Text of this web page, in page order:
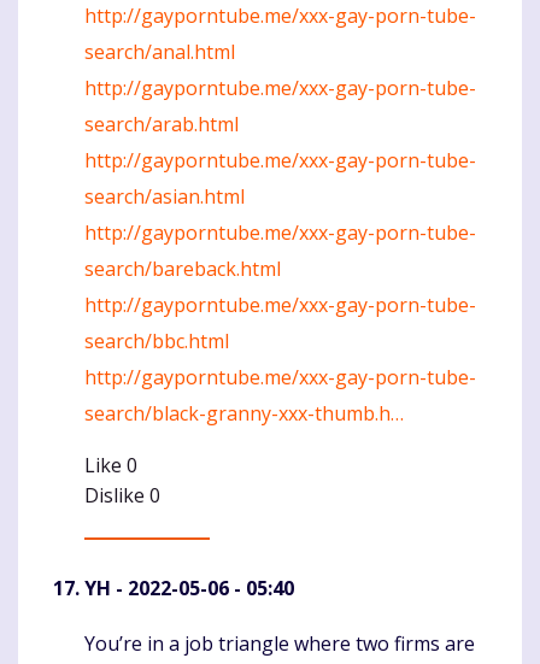
http://gayporntube.me/xxx-gay-porn-tube-
search/anal.html
http://gayporntube.me/xxx-gay-porn-tube-
search/arab.html
http://gayporntube.me/xxx-gay-porn-tube-
search/asian.html
http://gayporntube.me/xxx-gay-porn-tube-
search/bareback.html
http://gayporntube.me/xxx-gay-porn-tube-
search/bbc.html
http://gayporntube.me/xxx-gay-porn-tube-
search/black-granny-xxx-thumb.h…
Like 0
Dislike 0
YH - 2022-05-06 - 05:40
Komentaras
You’re in a job triangle where two firms are